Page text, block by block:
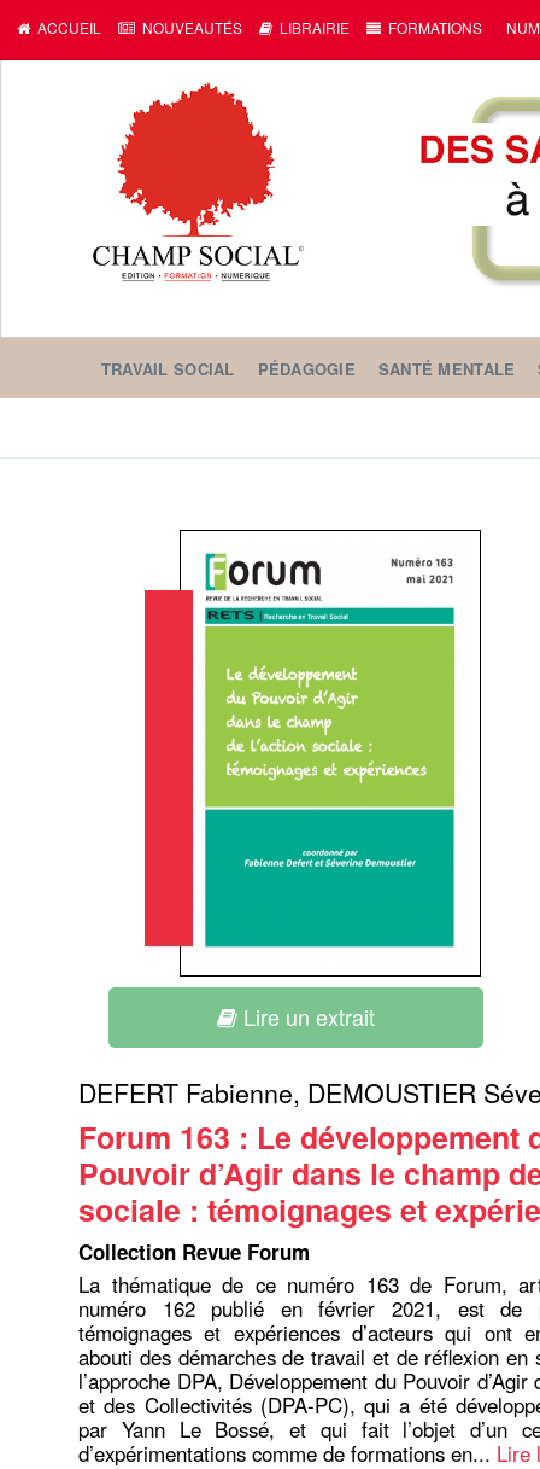
ACCUEIL NOUVEAUTÉS LIBRAIRIE FORMATIONS
TRAVAIL SOCIAL PÉDAGOGIE SANTÉ MENTALE
Lire un extrait
DEFERT Fabienne, DEMOUSTIER
Forum 163 : Le développement
Pouvoir d’Agir dans le champ
sociale : témoignages et
Collection Revue Forum
La thématique de ce numéro 163 de Forum,
numéro 162 publié en février 2021, est de
témoignages et expériences d’acteurs qui ont
abouti des démarches de travail et de réflexion en
l’approche DPA, Développement du Pouvoir d’Agir
et des Collectivités (DPA-PC), qui a été
par Yann Le Bossé, et qui fait l’objet d’un
d’expérimentations comme de formations en... Lire